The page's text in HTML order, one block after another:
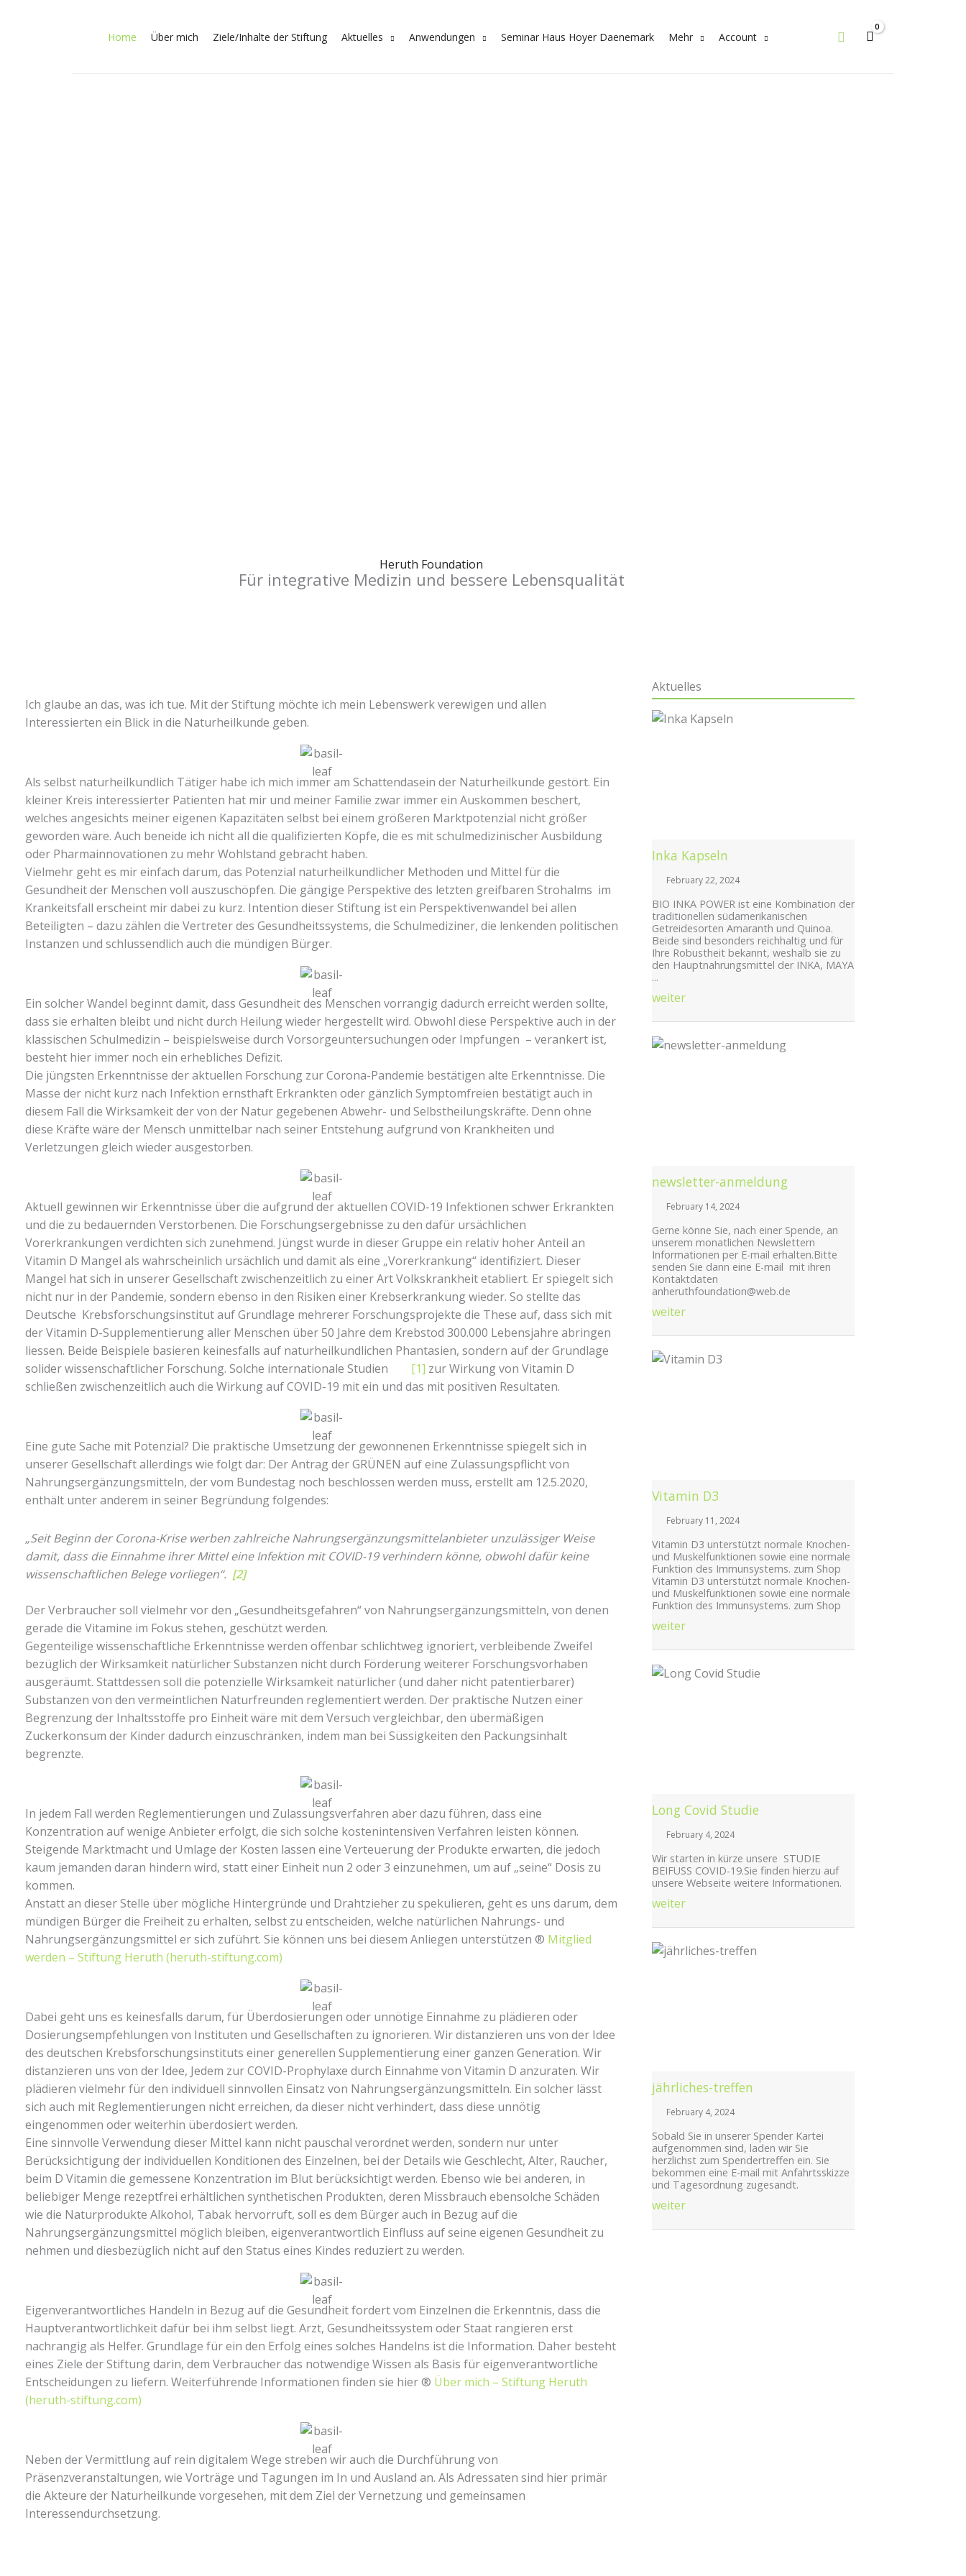
Home Über mich Ziele/Inhalte der Stiftung Aktuelles Anwendungen Seminar Haus Hoyer Daenemark Mehr Account Search
Heruth Foundation
Für integrative Medizin und bessere Lebensqualität
Ich glaube an das, was ich tue. Mit der Stiftung möchte ich mein Lebenswerk verewigen und allen
Interessierten ein Blick in die Naturheilkunde geben.
Als selbst naturheilkundlich Tätiger habe ich mich immer am Schattendasein der Naturheilkunde gestört. Ein
kleiner Kreis interessierter Patienten hat mir und meiner Familie zwar immer ein Auskommen beschert,
welches angesichts meiner eigenen Kapazitäten selbst bei einem größeren Marktpotenzial nicht größer
geworden wäre. Auch beneide ich nicht all die qualifizierten Köpfe, die es mit schulmedizinischer Ausbildung
oder Pharmainnovationen zu mehr Wohlstand gebracht haben.
Vielmehr geht es mir einfach darum, das Potenzial naturheilkundlicher Methoden und Mittel für die
Gesundheit der Menschen voll auszuschöpfen. Die gängige Perspektive des letzten greifbaren Strohalms im
Krankeitsfall erscheint mir dabei zu kurz. Intention dieser Stiftung ist ein Perspektivenwandel bei allen
Beteiligten – dazu zählen die Vertreter des Gesundheitssystems, die Schulmediziner, die lenkenden politischen
Instanzen und schlussendlich auch die mündigen Bürger.
Ein solcher Wandel beginnt damit, dass Gesundheit des Menschen vorrangig dadurch erreicht werden sollte,
dass sie erhalten bleibt und nicht durch Heilung wieder hergestellt wird. Obwohl diese Perspektive auch in der
klassischen Schulmedizin – beispielsweise durch Vorsorgeuntersuchungen oder Impfungen – verankert ist,
besteht hier immer noch ein erhebliches Defizit.
Die jüngsten Erkenntnisse der aktuellen Forschung zur Corona-Pandemie bestätigen alte Erkenntnisse. Die
Masse der nicht kurz nach Infektion ernsthaft Erkrankten oder gänzlich Symptomfreien bestätigt auch in
diesem Fall die Wirksamkeit der von der Natur gegebenen Abwehr- und Selbstheilungskräfte. Denn ohne
diese Kräfte wäre der Mensch unmittelbar nach seiner Entstehung aufgrund von Krankheiten und
Verletzungen gleich wieder ausgestorben.
Aktuell gewinnen wir Erkenntnisse über die aufgrund der aktuellen COVID-19 Infektionen schwer Erkrankten
und die zu bedauernden Verstorbenen. Die Forschungsergebnisse zu den dafür ursächlichen
Vorerkrankungen verdichten sich zunehmend. Jüngst wurde in dieser Gruppe ein relativ hoher Anteil an
Vitamin D Mangel als wahrscheinlich ursächlich und damit als eine „Vorerkrankung“ identifiziert. Dieser
Mangel hat sich in unserer Gesellschaft zwischen­zeitlich zu einer Art Volkskrankheit etabliert. Er spiegelt sich
nicht nur in der Pandemie, sondern ebenso in den Risiken einer Krebserkrankung wieder. So stellte das
Deutsche Krebsforschungsinstitut auf Grundlage mehrerer Forschungsprojekte die These auf, dass sich mit
der Vitamin D-Supplementierung aller Menschen über 50 Jahre dem Krebstod 300.000 Lebensjahre abringen
liessen. Beide Beispiele basieren keinesfalls auf naturheilkundlichen Phantasien, sondern auf der Grundlage
solider wissenschaftlicher Forschung. Solche internationale Studien [1] zur Wirkung von Vitamin D
schließen zwischenzeitlich auch die Wirkung auf COVID-19 mit ein und das mit positiven Resultaten.
Eine gute Sache mit Potenzial? Die praktische Umsetzung der gewonnenen Erkenntnisse spiegelt sich in
unserer Gesellschaft allerdings wie folgt dar: Der Antrag der GRÜNEN auf eine Zulassungspflicht von
Nahrungsergänzungsmitteln, der vom Bundestag noch beschlossen werden muss, erstellt am 12.5.2020,
enthält unter anderem in seiner Begründung folgendes:
„Seit Beginn der Corona-Krise werben zahlreiche Nahrungsergänzungsmittelanbieter unzulässiger Weise
damit, dass die Einnahme ihrer Mittel eine Infektion mit COVID-19 verhindern könne, obwohl dafür keine
wissenschaftlichen Belege vorliegen“. [2]
Der Verbraucher soll vielmehr vor den „Gesundheitsgefahren“ von Nahrungsergänzungsmitteln, von denen
gerade die Vitamine im Fokus stehen, geschützt werden.
Gegenteilige wissenschaftliche Erkenntnisse werden offenbar schlichtweg ignoriert, verbleibende Zweifel
bezüglich der Wirksamkeit natürlicher Substanzen nicht durch Förderung weiterer Forschungsvorhaben
ausgeräumt. Stattdessen soll die potenzielle Wirksamkeit natürlicher (und daher nicht patentierbarer)
Substanzen von den vermeintlichen Naturfreunden reglementiert werden. Der praktische Nutzen einer
Begrenzung der Inhaltsstoffe pro Einheit wäre mit dem Versuch vergleichbar, den übermäßigen
Zuckerkonsum der Kinder dadurch einzuschränken, indem man bei Süssigkeiten den Packungsinhalt
begrenzte.
In jedem Fall werden Reglementierungen und Zulassungsverfahren aber dazu führen, dass eine
Konzentration auf wenige Anbieter erfolgt, die sich solche kostenintensiven Verfahren leisten können.
Steigende Marktmacht und Umlage der Kosten lassen eine Ver­teuerung der Produkte erwarten, die jedoch
kaum jemanden daran hindern wird, statt einer Einheit nun 2 oder 3 einzunehmen, um auf „seine“ Dosis zu
kommen.
Anstatt an dieser Stelle über mögliche Hintergründe und Drahtzieher zu spekulieren, geht es uns darum, dem
mündigen Bürger die Freiheit zu erhalten, selbst zu entscheiden, welche natürlichen Nahrungs- und
Nahrungsergänzungsmittel er sich zuführt. Sie können uns bei diesem Anliegen unterstützen ® Mitglied
werden – Stiftung Heruth (heruth-stiftung.com)
Dabei geht uns es keinesfalls darum, für Überdosierungen oder unnötige Einnahme zu plädieren oder
Dosierungsempfehlungen von Instituten und Gesellschaften zu ignorieren. Wir distanzieren uns von der Idee
des deutschen Krebsforschungsinstituts einer generellen Supplementierung einer ganzen Generation. Wir
distanzieren uns von der Idee, Jedem zur COVID-Prophylaxe durch Einnahme von Vitamin D anzuraten. Wir
plädieren vielmehr für den individuell sinnvollen Einsatz von Nahrungsergänzungsmitteln. Ein solcher lässt
sich auch mit Reglementierungen nicht erreichen, da dieser nicht verhindert, dass diese unnötig
eingenommen oder weiterhin überdosiert werden.
Eine sinnvolle Verwendung dieser Mittel kann nicht pauschal verordnet werden, sondern nur unter
Berücksichtigung der individuellen Konditionen des Einzelnen, bei der Details wie Geschlecht, Alter, Raucher,
beim D Vitamin die gemessene Konzentration im Blut berücksichtigt werden. Ebenso wie bei anderen, in
beliebiger Menge rezeptfrei erhältlichen synthetischen Produkten, deren Missbrauch ebensolche Schäden
wie die Naturprodukte Alkohol, Tabak hervorruft, soll es dem Bürger auch in Bezug auf die
Nahrungsergänzungsmittel möglich bleiben, eigenverantwortlich Einfluss auf seine eigenen Gesundheit zu
nehmen und diesbezüglich nicht auf den Status eines Kindes reduziert zu werden.
Eigenverantwortliches Handeln in Bezug auf die Gesundheit fordert vom Einzelnen die Erkenntnis, dass die
Hauptverantwortlichkeit dafür bei ihm selbst liegt. Arzt, Gesundheitssystem oder Staat rangieren erst
nachrangig als Helfer. Grundlage für ein den Erfolg eines solches Handelns ist die Information. Daher besteht
eines Ziele der Stiftung darin, dem Verbraucher das notwendige Wissen als Basis für eigenverantwortliche
Entscheidungen zu liefern. Weiterführende Informationen finden sie hier ® Über mich – Stiftung Heruth
(heruth-stiftung.com)
Neben der Vermittlung auf rein digitalem Wege streben wir auch die Durchführung von
Präsenzveranstaltungen, wie Vorträge und Tagungen im In und Ausland an. Als Adressaten sind hier primär
die Akteure der Naturheilkunde vorgesehen, mit dem Ziel der Vernetzung und gemeinsamen
Interessendurchsetzung.
Aktuelles
Inka Kapseln
Posted
February 22, 2024
BIO INKA POWER ist eine Kombination der
traditionellen südamerikanischen
Getreidesorten Amaranth und Quinoa.
Beide sind besonders reichhaltig und für
Ihre Robustheit bekannt, weshalb sie zu
den Hauptnahrungsmittel der INKA, MAYA
...
weiter
newsletter-anmeldung
Posted
February 14, 2024
Gerne könne Sie, nach einer Spende, an
unserem monatlichen Newslettern
Informationen per E-mail erhalten.Bitte
senden Sie dann eine E-mail mit ihren
Kontaktdaten
anheruthfoundation@web.de
weiter
Vitamin D3
Posted
February 11, 2024
Vitamin D3 unterstützt normale Knochen-
und Muskelfunktionen sowie eine normale
Funktion des Immunsystems. zum Shop
Vitamin D3 unterstützt normale Knochen-
und Muskelfunktionen sowie eine normale
Funktion des Immunsystems. zum Shop
weiter
Long Covid Studie
Posted
February 4, 2024
Wir starten in kürze unsere STUDIE
BEIFUSS COVID-19.Sie finden hierzu auf
unsere Webseite weitere Informationen.
weiter
jährliches-treffen
Posted
on
February 4, 2024
Sobald Sie in unserer Spender Kartei
aufgenommen sind, laden wir Sie
herzlichst zum Spendertreffen ein. Sie
bekommen eine E-mail mit Anfahrtsskizze
und Tagesordnung zugesandt.
weiter